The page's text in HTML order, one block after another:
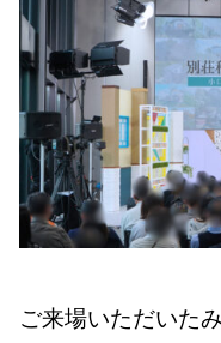
ご来場いただいた